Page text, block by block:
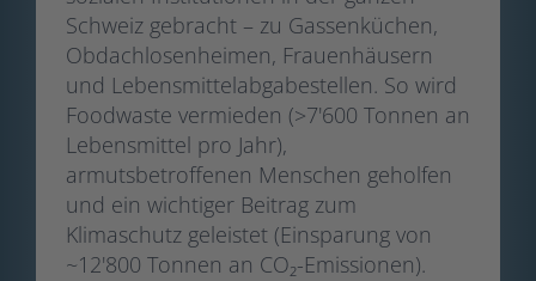
Schweiz gebracht – zu Gassenküchen,
Obdachlosenheimen, Frauenhäusern
und Lebensmittelabgabestellen. So wird
Foodwaste vermieden (>7'600 Tonnen an
Lebensmittel pro Jahr),
armutsbetroffenen Menschen geholfen
und ein wichtiger Beitrag zum
Klimaschutz geleistet (Einsparung von
~12'800 Tonnen an CO₂-Emissionen).